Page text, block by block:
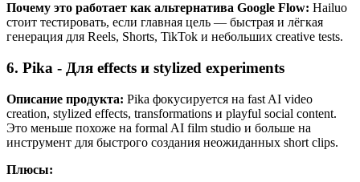
Почему это работает как альтернатива Google Flow: Hailuo
стоит тестировать, если главная цель — быстрая и лёгкая
генерация для Reels, Shorts, TikTok и небольших creative tests.
6. Pika - Для effects и stylized experiments
Описание продукта: Pika фокусируется на fast AI video
creation, stylized effects, transformations и playful social content.
Это меньше похоже на formal AI film studio и больше на
инструмент для быстрого создания неожиданных short clips.
Плюсы: